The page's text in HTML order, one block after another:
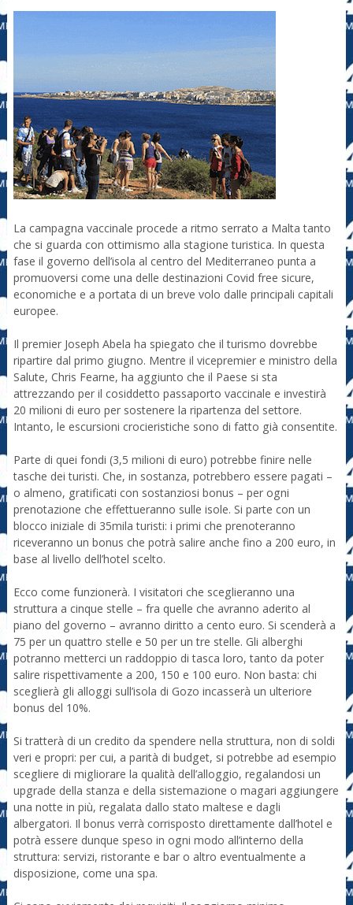
La campagna vaccinale procede a ritmo serrato a Malta tanto
che si guarda con ottimismo alla stagione turistica. In questa
fase il governo dell’isola al centro del Mediterraneo punta a
promuoversi come una delle destinazioni Covid free sicure,
economiche e a portata di un breve volo dalle principali capitali
europee.
Il premier Joseph Abela ha spiegato che il turismo dovrebbe
ripartire dal primo giugno. Mentre il vicepremier e ministro della
Salute, Chris Fearne, ha aggiunto che il Paese si sta
attrezzando per il cosiddetto passaporto vaccinale e investirà
20 milioni di euro per sostenere la ripartenza del settore.
Intanto, le escursioni crocieristiche sono di fatto già consentite.
Parte di quei fondi (3,5 milioni di euro) potrebbe finire nelle
tasche dei turisti. Che, in sostanza, potrebbero essere pagati –
o almeno, gratificati con sostanziosi bonus – per ogni
prenotazione che effettueranno sulle isole. Si parte con un
blocco iniziale di 35mila turisti: i primi che prenoteranno
riceveranno un bonus che potrà salire anche fino a 200 euro, in
base al livello dell’hotel scelto.
Ecco come funzionerà. I visitatori che sceglieranno una
struttura a cinque stelle – fra quelle che avranno aderito al
piano del governo – avranno diritto a cento euro. Si scenderà a
75 per un quattro stelle e 50 per un tre stelle. Gli alberghi
potranno metterci un raddoppio di tasca loro, tanto da poter
salire rispettivamente a 200, 150 e 100 euro. Non basta: chi
sceglierà gli alloggi sull’isola di Gozo incasserà un ulteriore
bonus del 10%.
Si tratterà di un credito da spendere nella struttura, non di soldi
veri e propri: per cui, a parità di budget, si potrebbe ad esempio
scegliere di migliorare la qualità dell’alloggio, regalandosi un
upgrade della stanza e della sistemazione o magari aggiungere
una notte in più, regalata dallo stato maltese e dagli
albergatori. Il bonus verrà corrisposto direttamente dall’hotel e
potrà essere dunque speso in ogni modo all’interno della
struttura: servizi, ristorante e bar o altro eventualmente a
disposizione, come una spa.